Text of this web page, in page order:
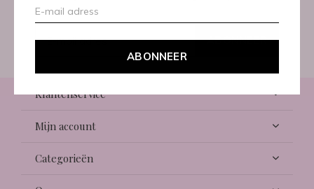
ABONNEER
ABONNEER
Klantenservice
Mijn account
Categorieën